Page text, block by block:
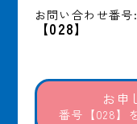
お問い合わせ番号:
【028】
お申
番号【028】